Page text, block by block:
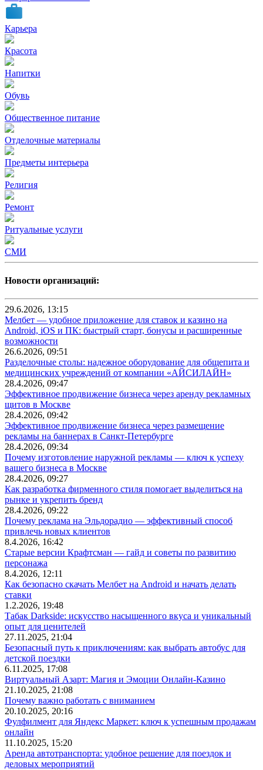
Карьера
Красота
Напитки
Обувь
Общественное питание
Отделочные материалы
Предметы интерьера
Религия
Ремонт
Ритуальные услуги
СМИ
Новости организаций:
29.6.2026, 13:15
Мелбет — удобное приложение для ставок и казино на
Android, iOS и ПК: быстрый старт, бонусы и расширенные
возможности
26.6.2026, 09:51
Разделочные столы: надежное оборудование для общепита и
медицинских учреждений от компании «АЙСИЛАЙН»
28.4.2026, 09:47
Эффективное продвижение бизнеса через аренду рекламных
щитов в Москве
28.4.2026, 09:42
Эффективное продвижение бизнеса через размещение
рекламы на баннерах в Санкт-Петербурге
28.4.2026, 09:34
Почему изготовление наружной рекламы — ключ к успеху
вашего бизнеса в Москве
28.4.2026, 09:27
Как разработка фирменного стиля помогает выделиться на
рынке и укрепить бренд
28.4.2026, 09:22
Почему реклама на Эльдорадио — эффективный способ
привлечь новых клиентов
8.4.2026, 16:42
Старые версии Крафтсман — гайд и советы по развитию
персонажа
8.4.2026, 12:11
Как безопасно скачать Мелбет на Android и начать делать
ставки
1.2.2026, 19:48
Табак Darkside: искусство насыщенного вкуса и уникальный
опыт для ценителей
27.11.2025, 21:04
Безопасный путь к приключениям: как выбрать автобус для
детской поездки
6.11.2025, 17:08
Виртуальный Азарт: Магия и Эмоции Онлайн-Казино
21.10.2025, 21:08
Почему важно работать с вниманием
20.10.2025, 20:16
Фулфилмент для Яндекс Маркет: ключ к успешным продажам
онлайн
11.10.2025, 15:20
Аренда автотранспорта: удобное решение для поездок и
деловых мероприятий